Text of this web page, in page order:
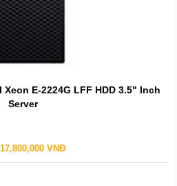
E-2224G LFF HDD 3.5" Inch
Server
17,800,000 VNĐ